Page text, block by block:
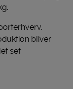
bliver
set